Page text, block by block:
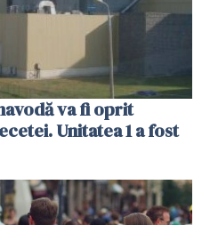
va fi oprit
Unitatea 1 a fost